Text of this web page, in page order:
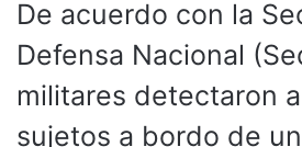
De acuerdo con la
Defensa Nacional
militares detectaron
sujetos a bordo de